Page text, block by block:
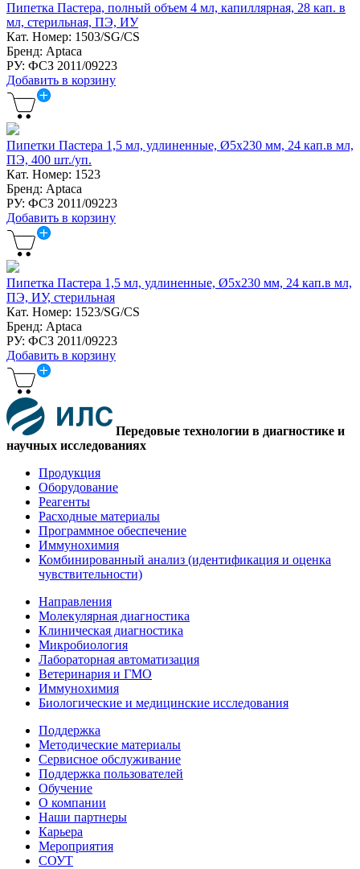
Пипетка Пастера, полный объем 4 мл, капиллярная, 28 кап. в
мл, стерильная, ПЭ, ИУ
Кат. Номер: 1503/SG/CS
Бренд: Aptaca
РУ: ФСЗ 2011/09223
Добавить в корзину
Пипетки Пастера 1,5 мл, удлиненные, Ø5x230 мм, 24 кап.в мл,
ПЭ, 400 шт./уп.
Кат. Номер: 1523
Бренд: Aptaca
РУ: ФСЗ 2011/09223
Добавить в корзину
Пипетка Пастера 1,5 мл, удлиненные, Ø5x230 мм, 24 кап.в мл,
ПЭ, ИУ, стерильная
Кат. Номер: 1523/SG/CS
Бренд: Aptaca
РУ: ФСЗ 2011/09223
Добавить в корзину
Передовые технологии в диагностике и
научных исследованиях
Продукция
Оборудование
Реагенты
Расходные материалы
Программное обеспечение
Иммунохимия
Комбинированный анализ (идентификация и оценка
чувствительности)
Направления
Молекулярная диагностика
Клиническая диагностика
Микробиология
Лабораторная автоматизация
Ветеринария и ГМО
Иммунохимия
Биологические и медицинские исследования
Поддержка
Методические материалы
Сервисное обслуживание
Поддержка пользователей
Обучение
О компании
Наши партнеры
Карьера
Мероприятия
СОУТ